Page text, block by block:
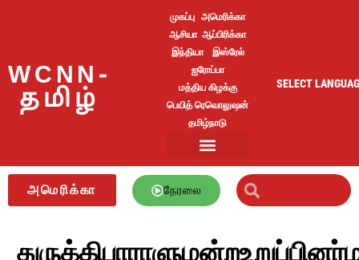
WCNN-
தமிழ்
முகப்பு அமெரிக்கா
ஆசியா ஆப்பிரிக்கா
இந்தியா
இஸ்ரேல்
ஐரோப்பா
மத்திய கிழக்கு
பெயித் ரெவொலுஷன்
தமிழ்நாடு
SELECT
அமெரிக்கா நேரலை